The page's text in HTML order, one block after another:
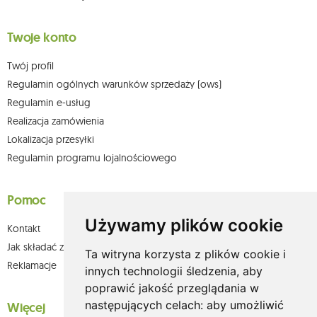
Używamy plików cookie
Ta witryna korzysta z plików cookie i
innych technologii śledzenia, aby
poprawić jakość przeglądania w
następujących celach: aby umożliwić
Twoje konto
Twój profil
Regulamin ogólnych warunków sprzedaży (ows)
Regulamin e-usług
Realizacja zamówienia
Lokalizacja przesyłki
Regulamin programu lojalnościowego
Pomoc
Kontakt
Jak składać zamówienia w sklepie olium.pl?
Reklamacje
Więcej